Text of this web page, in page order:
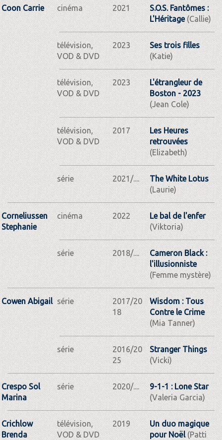
Coon Carrie cinéma 2021
S.O.S. Fantômes :
L'Héritage(Callie)
télévision,
VOD & DVD
2023
Ses trois filles
(Katie)
télévision,
VOD & DVD
2023
L'étrangleur de
Boston - 2023
(Jean Cole)
télévision,
VOD & DVD
2017
Les Heures
retrouvées
(Elizabeth)
série 2021/....
The White Lotus
(Laurie)
Corneliussen
Stephanie
cinéma 2022
Le bal de l'enfer
(Viktoria)
série 2018/....
Cameron Black :
l'illusionniste
(Femme mystère)
Cowen Abigail série
2017/20
18
Wisdom : Tous
Contre le Crime
(Mia Tanner)
série
2016/20
25
Stranger Things
(Vicki)
Crespo Sol
Marina
série 2020/....
9-1-1 : Lone Star
(Valeria Garcia)
Crichlow
Brenda
télévision,
VOD & DVD
2019
Un duo magique
pour Noël(Patti